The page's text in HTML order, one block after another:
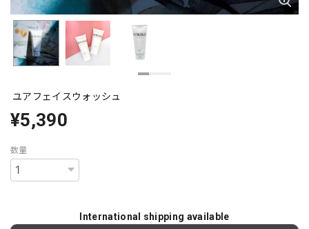
ユアフェイスウォッシュ
¥5,390
数量
International shipping available